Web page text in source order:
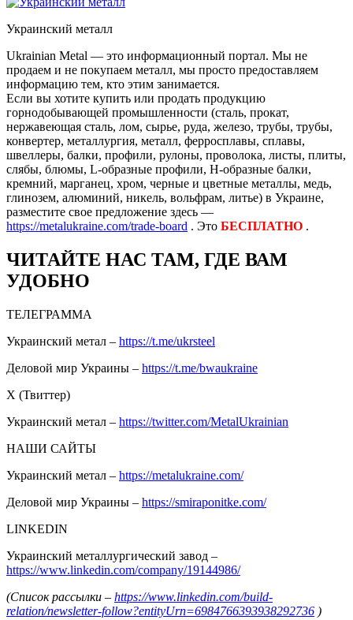
Украинский металл
Ukrainian Metal — это информационный портал. Мы не
продаем и не покупаем металл, мы просто предоставляем
информацию тем, кто этим занимается.
Если вы хотите купить или продать продукцию
горнодобывающей промышленности (сталь, прокат,
нержавеющая сталь, лом, сырье, руда, железо, трубы, трубы,
конвертер, металлургия, металл, ферросплавы, сплавы,
швеллеры, балки, профили, рулоны, проволока, листы, плиты,
слябы, блюмы, L-образные профили, H-образные балки,
кремний, марганец, хром, черные и цветные металлы, медь,
глинозем, алюминий, никель, вольфрам, литье) в Украине,
разместите свое предложение здесь —
https://metalukraine.com/trade-board . Это БЕСПЛАТНО .
ЧИТАЙТЕ НАС ТАМ, ГДЕ ВАМ
УДОБНО
ТЕЛЕГРАММА
Украинский метал – https://t.me/ukrsteel
Деловой мир Украины – https://t.me/bwaukraine
Х (Твиттер)
Украинский метал – https://twitter.com/MetalUkrainian
НАШИ САЙТЫ
Украинский метал – https://metalukraine.com/
Деловой мир Украины – https://smiraponitke.com/
LINKEDIN
Украинский металлургический завод –
https://www.linkedin.com/company/19144986/
(Список рассылки – https://www.linkedin.com/build-
relation/newsletter-follow?entityUrn=6984766393938292736 )